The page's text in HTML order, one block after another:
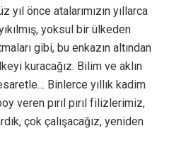
önce atalarımızın yıllarca
yoksul bir ülkeden
gibi, bu enkazın altından
kuracağız. Bilim ve aklın
Binlerce yıllık kadim
veren pırıl pırıl filizlerimiz,
çok çalışacağız, yeniden